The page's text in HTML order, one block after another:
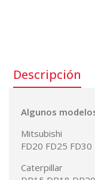
Descripción
Algunos
Mitsubishi
FD20 FD25
Caterpillar